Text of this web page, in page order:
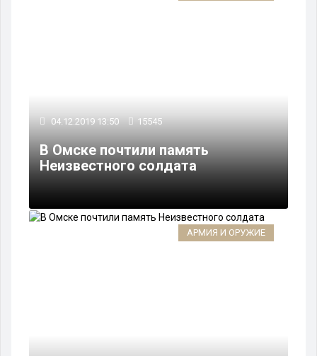
04.12.2019 13:50 15545
В Омске почтили память
Неизвестного солдата
АРМИЯ И ОРУЖИЕ